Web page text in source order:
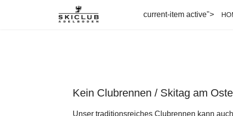
current-item active">
Kein Clubrennen / Skitag am
Unser traditionsreiches Clubrennen kann